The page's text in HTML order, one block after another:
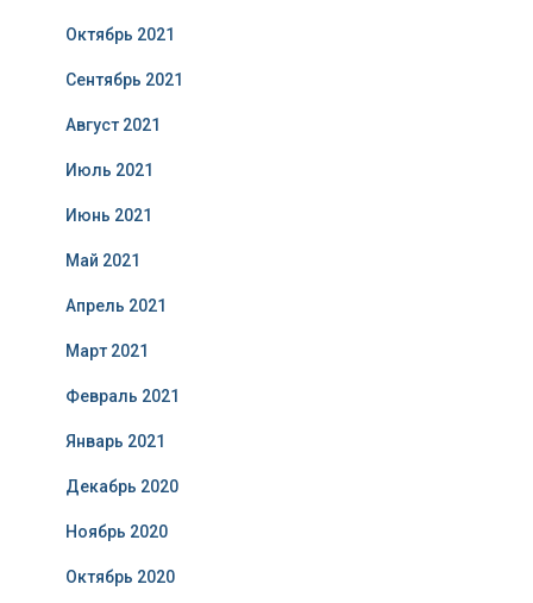
Октябрь 2021
Сентябрь 2021
Август 2021
Июль 2021
Июнь 2021
Май 2021
Апрель 2021
Март 2021
Февраль 2021
Январь 2021
Декабрь 2020
Ноябрь 2020
Октябрь 2020